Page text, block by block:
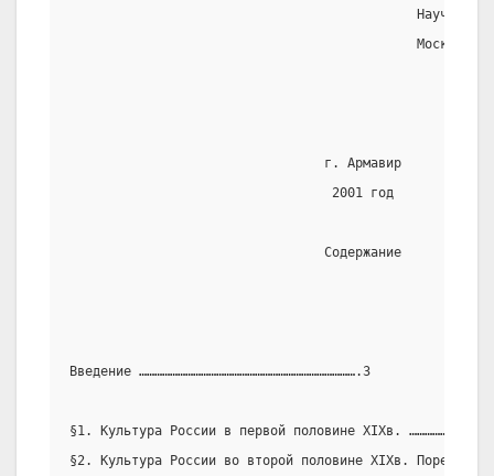
Научный
Москвитин
                                 г. Армавир
                                  2001 год
                                 Содержание
Введение ………………………………………………………………………….3
§1. Культура России в первой половине XIXв.
§2. Культура России во второй половине XIXв.